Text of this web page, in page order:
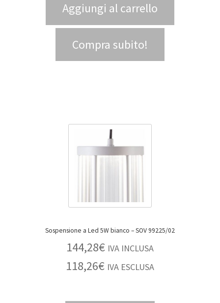
Aggiungi al carrello
Compra subito!
Sospensione a Led 5W bianco – SOV 99225/02
144,28€ IVA INCLUSA
118,26€ IVA ESCLUSA